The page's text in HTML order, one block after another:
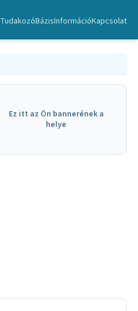
TudakozóBázisInformációKapcsolat
Ez itt az Ön bannerének a
helye